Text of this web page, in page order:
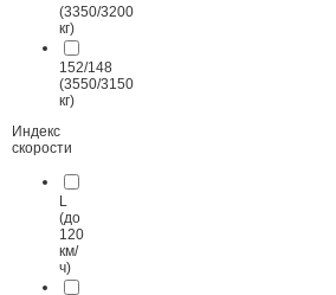
(3350/3200
кг)
152/148
(3550/3150
кг)
Индекс
скорости
L
(до
120
км/
ч)